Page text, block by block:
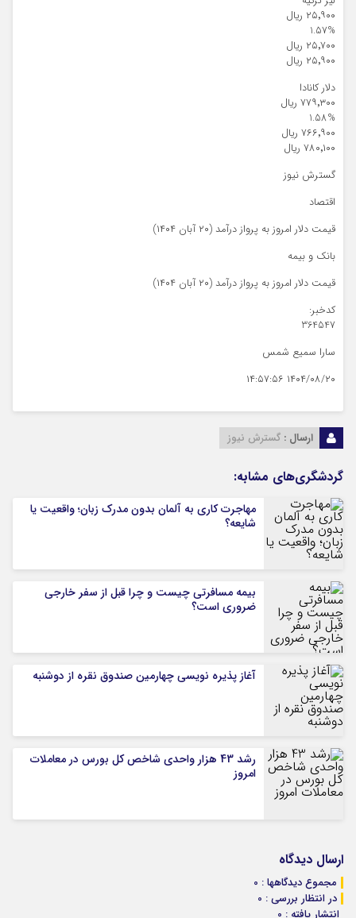
۲۵٬۹۰۰ ریال
1.57%
۲۵٬۷۰۰ ریال
۲۵٬۹۰۰ ریال
دلار کانادا
۷۷۹٬۳۰۰ ریال
1.58%
۷۶۶٬۹۰۰ ریال
۷۸۰٬۱۰۰ ریال
گسترش نیوز
اقتصاد
قیمت دلار امروز به پرواز درآمد (۲۰ آبان ۱۴۰۴)
بانک و بیمه
قیمت دلار امروز به پرواز درآمد (۲۰ آبان ۱۴۰۴)
کدخبر:
364547
سارا سمیع شمس
۱۴۰۴/۰۸/۲۰ ۱۴:۵۷:۵۶
ارسال : گسترش نیوز
گردشگری‌های مشابه:
مهاجرت کاری به آلمان بدون مدرک زبان؛ واقعیت یا
شایعه؟
بیمه مسافرتی چیست و چرا قبل از سفر خارجی
ضروری است؟
آغاز پذیره نویسی چهارمین صندوق نقره از دوشنبه
رشد 43 هزار واحدی شاخص کل بورس در معاملات
امروز
ارسال دیدگاه
مجموع دیدگاهها : 0
در انتظار بررسی : 0
انتشار یافته : 0